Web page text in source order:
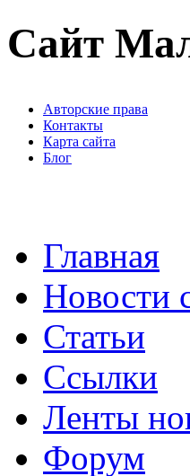
Сайт
Авторские права
Контакты
Карта сайта
Блог
Главная
Новости
Статьи
Ссылки
Ленты
Форум